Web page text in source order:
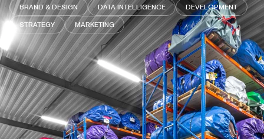
Vacatures
Insights
Audits
Partners en tooling
Request for proposal
Clients
BRAND & DESIGN DATA INTELLIGENCE DEVELOPMENT
STRATEGY MARKETING